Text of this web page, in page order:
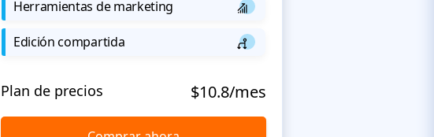
Herramientas de marketing
Edición compartida
Plan de precios $10.8/mes